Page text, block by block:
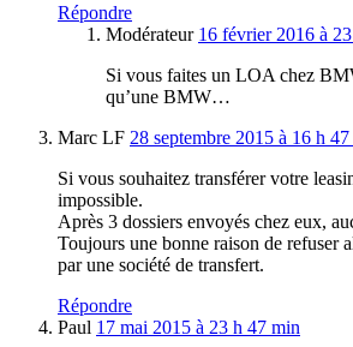
Répondre
Modérateur 16 février 2016 à
Si vous faites un LOA chez
qu’une BMW…
Marc LF 28 septembre 2015 à 16 h
Si vous souhaitez transférer votre
impossible.
Après 3 dossiers envoyés chez eux,
Toujours une bonne raison de refuser
par une société de transfert.
Répondre
Paul 17 mai 2015 à 23 h 47 min